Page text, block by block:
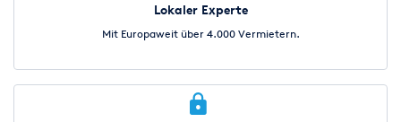
Lokaler Experte
Mit Europaweit über 4.000 Vermietern.